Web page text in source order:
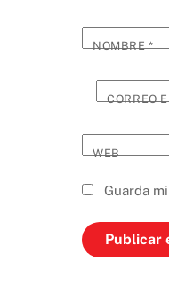
NOMBRE*
CORREO
WEB
Guarda